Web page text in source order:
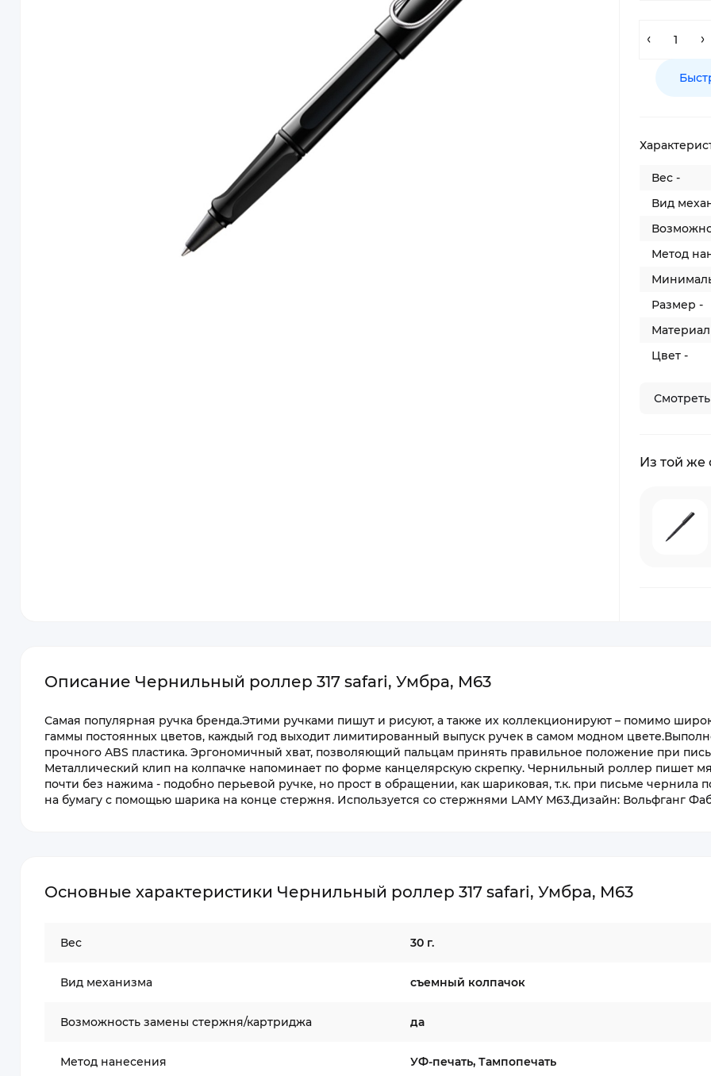
Вес -
Вид
Метод
Размер -
Цвет -
Из той же
Описание Чернильный роллер 317 safari, Умбра, M63
Самая популярная ручка бренда.Этими ручками пишут и рисуют, а также их коллекционируют – помимо
гаммы постоянных цветов, каждый год выходит лимитированный выпуск ручек в самом модном
прочного ABS пластика. Эргономичный хват, позволяющий пальцам принять правильное положение при
Металлический клип на колпачке напоминает по форме канцелярскую скрепку. Чернильный роллер пишет
почти без нажима - подобно перьевой ручке, но прост в обращении, как шариковая, т.к. при письме чернила
на бумагу с помощью шарика на конце стержня. Используется со стержнями LAMY М63.Дизайн: Вольфганг
Основные характеристики Чернильный роллер 317 safari, Умбра, M63
Вес 30 г.
Вид механизма съемный колпачок
Возможность замены стержня/картриджа да
Метод нанесения УФ-печать, Тампопечать